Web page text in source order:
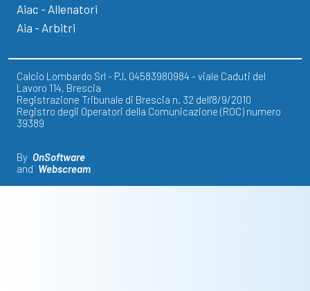
Aiac - Allenatori
Aia - Arbitri
Calcio Lombardo Srl - P.I. 04583980984 - viale Caduti del
Lavoro 114, Brescia
Registrazione Tribunale di Brescia n. 32 dell'8/9/2010
Registro degli Operatori della Comunicazione (ROC) numero
39389
By OnSoftware
and Webscream